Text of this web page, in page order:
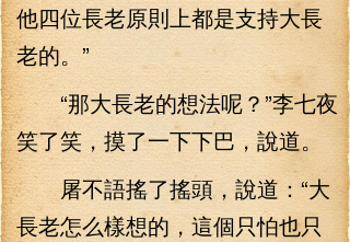
他四位長老原則上都是支持大長
老的。”
“那大長老的想法呢？”李七夜
笑了笑，摸了一下下巴，說道。
屠不語搖了搖頭，說道：“大
長老怎么樣想的，這個只怕也只